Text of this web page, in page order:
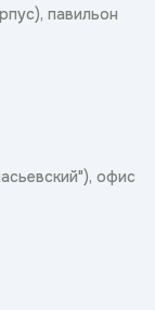
павильон
офис